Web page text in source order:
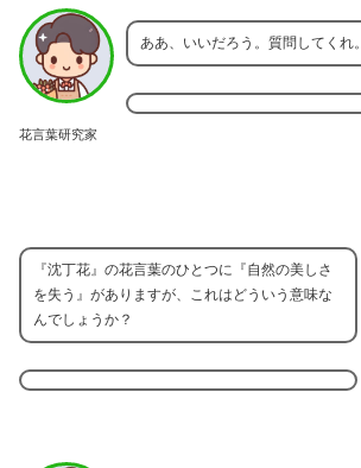
花言葉研究家
ああ、いいだろう。質問してくれ。
『沈丁花』の花言葉のひとつに『自然の美しさ
を失う』がありますが、これはどういう意味な
んでしょうか？